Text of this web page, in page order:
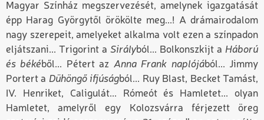
Magyar Színház megszervezését, amelynek igazgatását
épp Harag Györgytől örökölte meg...! A drámairodalom
nagy szerepeit, amelyeket alkalma volt ezen a színpadon
eljátszani... Trigorint a Sirályból... Bolkonszkijt a Háború
és békéből... Pétert az Anna Frank naplójából... Jimmy
Portert a Dühöngő ifjúságból... Ruy Blast, Becket Tamást,
IV. Henriket, Caligulát... Rómeót és Hamletet... olyan
Hamletet, amelyről egy Kolozsvárra férjezett öreg